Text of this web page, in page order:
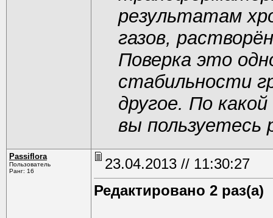
результатам
газов,
Поверка это
стабильности
другое. По
вы пользуетесь
Passiflora
Пользователь
Ранг: 16
23.04.2013 // 11:30:27
Редактировано 2 раз(а)